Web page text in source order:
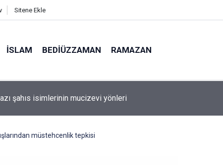
Sitene Ekle
İSLAM BEDIÜZZAMAN RAMAZAN
şahıs isimlerinin mucizevi yönleri
müstehcenlik tepkisi